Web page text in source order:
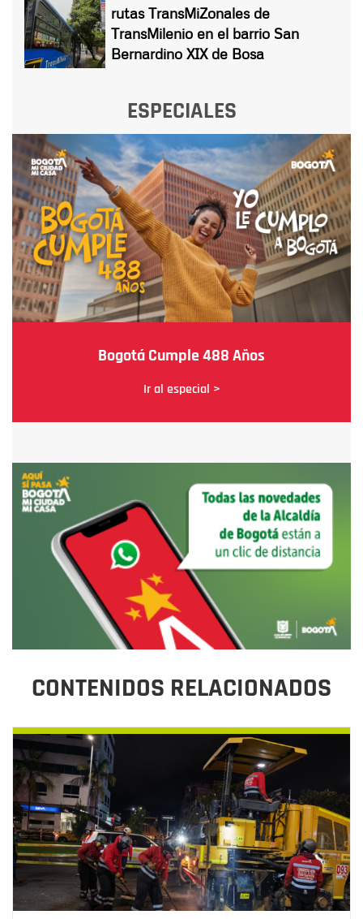
rutas TransMiZonales de
TransMilenio en el barrio San
Bernardino XIX de Bosa
ESPECIALES
Bogotá Cumple 488 Años
Ir al especial >
CONTENIDOS RELACIONADOS